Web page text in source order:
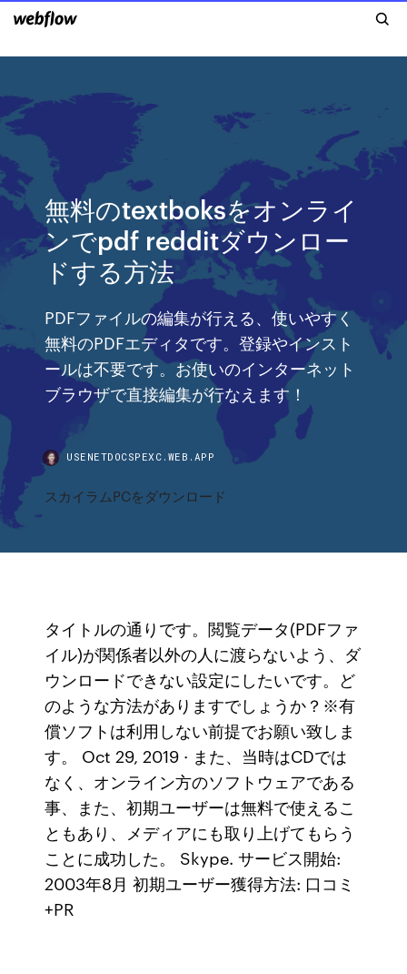
無料のtextboksをオンライ
ンでpdf redditダウンロー
ドする方法
PDFファイルの編集が行える、使いやすく
無料のPDFエディタです。登録やインスト
ールは不要です。お使いのインターネット
ブラウザで直接編集が行なえます！
USENETDOCSPEXC.WEB.APP
スカイラムPCをダウンロード
タイトルの通りです。閲覧データ(PDFファ
イル)が関係者以外の人に渡らないよう、ダ
ウンロードできない設定にしたいです。ど
のような方法がありますでしょうか？※有
償ソフトは利用しない前提でお願い致しま
す。 Oct 29, 2019 · また、当時はCDでは
なく、オンライン方のソフトウェアである
事、また、初期ユーザーは無料で使えるこ
ともあり、メディアにも取り上げてもらう
ことに成功した。 Skype. サービス開始:
2003年8月 初期ユーザー獲得方法: 口コミ
+PR